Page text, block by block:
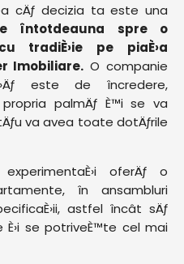
cÄƒ decizia ta este una
te întotdeauna spre o
tradiÈ›ie pe piaÈ›a
Imobiliare. O companie
este de încredere,
palmÄƒ È™i se va
va avea toate dotÄƒrile
experimentaÈ›i oferÄƒ o
în ansambluri
astfel încât sÄƒ
se potriveÈ™te cel mai